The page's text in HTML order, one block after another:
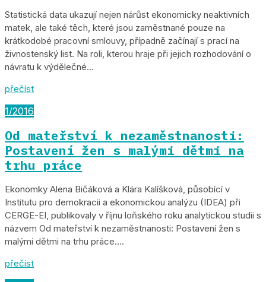
Statistická data ukazují nejen nárůst ekonomicky neaktivních
matek, ale také těch, které jsou zaměstnané pouze na
krátkodobé pracovní smlouvy, případně začínají s prací na
živnostenský list. Na roli, kterou hraje při jejich rozhodování o
návratu k výdělečné...
přečíst
1/2016
Od mateřství k nezaměstnanosti:
Postavení žen s malými dětmi na
trhu práce
Ekonomky Alena Bičáková a Klára Kalíšková, působící v
Institutu pro demokracii a ekonomickou analýzu (IDEA) při
CERGE-EI, publikovaly v říjnu loňského roku analytickou studii s
názvem Od mateřství k nezaměstnanosti: Postavení žen s
malými dětmi na trhu práce....
přečíst